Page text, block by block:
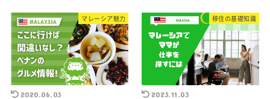
マレーシア魅力
2020.06.03
移住の基礎知識
2023.11.03